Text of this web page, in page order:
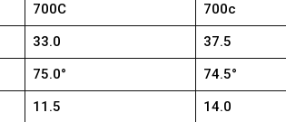
700C 700c
33.0 37.5
75.0° 74.5°
11.5 14.0